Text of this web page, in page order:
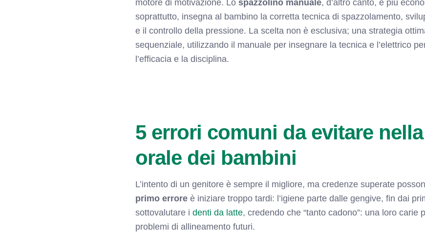
motore di motivazione. Lospazzolino manuale, d’altro canto, è più
soprattutto, insegna al bambino la corretta tecnica di spazzolamento,
e il controllo della pressione. La scelta non è esclusiva; una strategia
sequenziale, utilizzando il manuale per insegnare la tecnica e l’elettrico
l’efficacia e la disciplina.
5 errori comuni da evitare
orale dei bambini
L’intento di un genitore è sempre il migliore, ma credenze superate
primo errore è iniziare troppo tardi: l’igiene parte dalle gengive, fin dai
sottovalutare identi da latte, credendo che “tanto cadono”: una loro carie
problemi di allineamento futuri.